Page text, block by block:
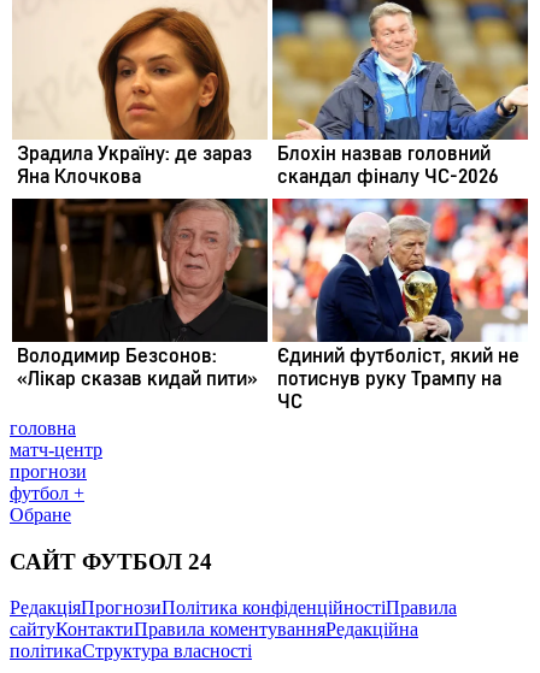
головна
матч-центр
прогнози
футбол +
Обране
САЙТ ФУТБОЛ 24
РедакціяПрогнозиПолітика конфіденційностіПравила
сайтуКонтактиПравила коментуванняРедакційна
політикаСтруктура власності